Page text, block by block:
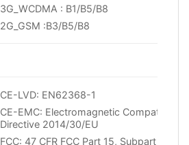
3G_WCDMA : B1/B5/B8
2G_GSM :B3/B5/B8
CE-LVD: EN62368-1
CE-EMC: Electromagnetic Compatibility
Directive 2014/30/EU
FCC: 47 CFR FCC Part 15, Subpart B